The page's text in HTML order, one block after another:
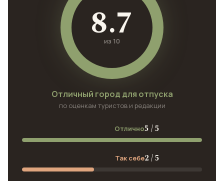
8.7
из 10
Отличный город для отпуска
по оценкам туристов и редакции
Отлично5 / 5
Так себе2 / 5